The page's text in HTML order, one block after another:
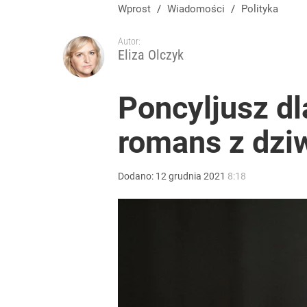
Kaczyński ma zmienić kandydata na premiera.
Nawrocki ma szansę na drugą kadencję? Tak
Wprost / Wiadomości / Polityka
Autor:
Eliza Olczyk
Poncyljusz
romans z
Dodano: 12 grudnia 2021 8:18